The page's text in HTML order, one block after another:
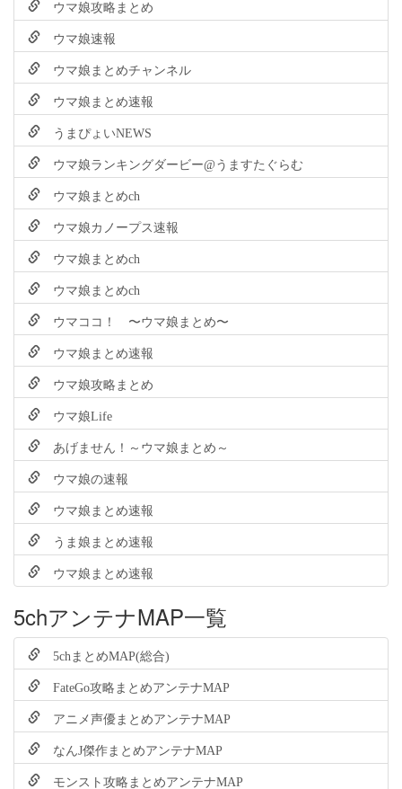
ウマ娘攻略まとめ
ウマ娘速報
ウマ娘まとめチャンネル
ウマ娘まとめ速報
うまぴょいNEWS
ウマ娘ランキングダービー@うますたぐらむ
ウマ娘まとめch
ウマ娘カノープス速報
ウマ娘まとめch
ウマ娘まとめch
ウマココ！ 〜ウマ娘まとめ〜
ウマ娘まとめ速報
ウマ娘攻略まとめ
ウマ娘Life
あげません！～ウマ娘まとめ～
ウマ娘の速報
ウマ娘まとめ速報
うま娘まとめ速報
ウマ娘まとめ速報
5chアンテナMAP一覧
5chまとめMAP(総合)
FateGo攻略まとめアンテナMAP
アニメ声優まとめアンテナMAP
なんJ傑作まとめアンテナMAP
モンスト攻略まとめアンテナMAP